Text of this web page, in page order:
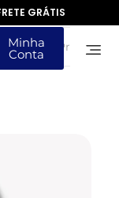
GRÁTIS
Minha
Conta